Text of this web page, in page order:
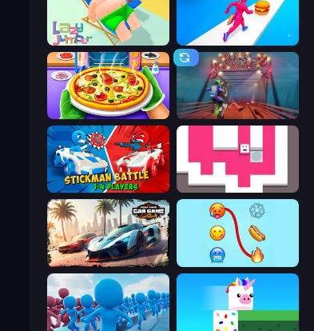
Lazy Jumper Twerk Race 3D
Pizza Maker Moto Maniac 2
Stickman battle 1-4 Players Just Slide (Remastered)
Mega Ramp Car Game: Car Stunts Emoji Puzzle!